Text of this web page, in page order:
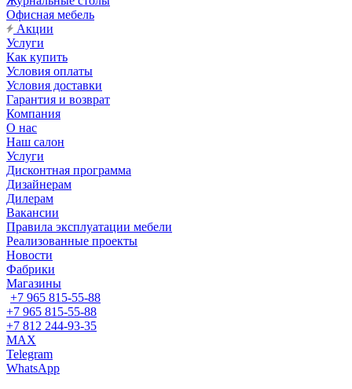
Офисная мебель
Акции
Услуги
Как купить
Условия оплаты
Условия доставки
Гарантия и возврат
Компания
О нас
Наш салон
Услуги
Дисконтная программа
Дизайнерам
Дилерам
Вакансии
Правила эксплуатации мебели
Реализованные проекты
Новости
Фабрики
Магазины
+7 965 815-55-88
+7 965 815-55-88
+7 812 244-93-35
MAX
Telegram
WhatsApp